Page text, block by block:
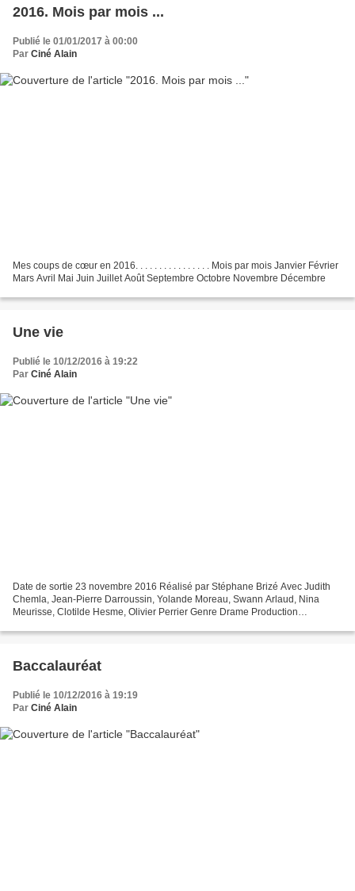
2016. Mois par mois ...
Publié le 01/01/2017 à 00:00
Par Ciné Alain
Mes coups de cœur en 2016. . . . . . . . . . . . . . . . Mois par mois Janvier Février
Mars Avril Mai Juin Juillet Août Septembre Octobre Novembre Décembre
Une vie
Publié le 10/12/2016 à 19:22
Par Ciné Alain
Date de sortie 23 novembre 2016 Réalisé par Stéphane Brizé Avec Judith
Chemla, Jean-Pierre Darroussin, Yolande Moreau, Swann Arlaud, Nina
Meurisse, Clotilde Hesme, Olivier Perrier Genre Drame Production
Baccalauréat
Publié le 10/12/2016 à 19:19
Par Ciné Alain